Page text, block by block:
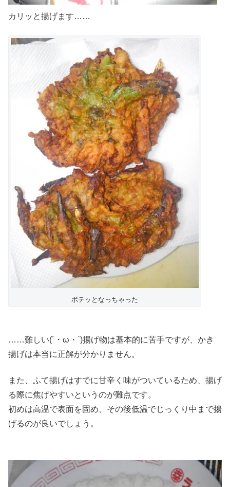
カリッと揚げます……
ボテッとなっちゃった
……難しい(´・ω・`)揚げ物は基本的に苦手ですが、かき
揚げは本当に正解が分かりません。
また、ふて揚げはすでに甘辛く味がついているため、揚げ
る際に焦げやすいというのが難点です。
初めは高温で表面を固め、その後低温でじっくり中まで揚
げるのが良いでしょう。